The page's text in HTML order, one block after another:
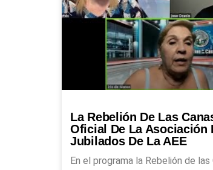
La Rebelión De Las
Oficial De La Asociación
Jubilados De La AEE
En el programa la Rebelión de las